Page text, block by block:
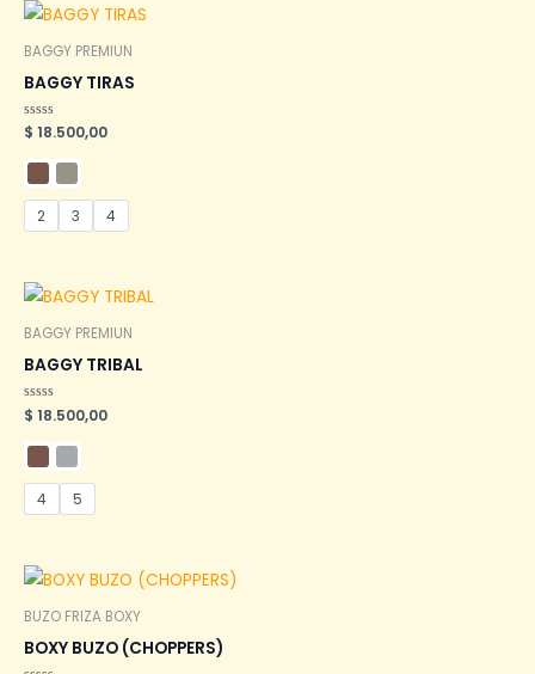
BAGGY PREMIUN
BAGGY TIRAS
Valorado
en
0
de
5
$ 18.500,00
2 3 4
BAGGY PREMIUN
BAGGY TRIBAL
Valorado
en
0
de
5
$ 18.500,00
4 5
BUZO FRIZA BOXY
BOXY BUZO (CHOPPERS)